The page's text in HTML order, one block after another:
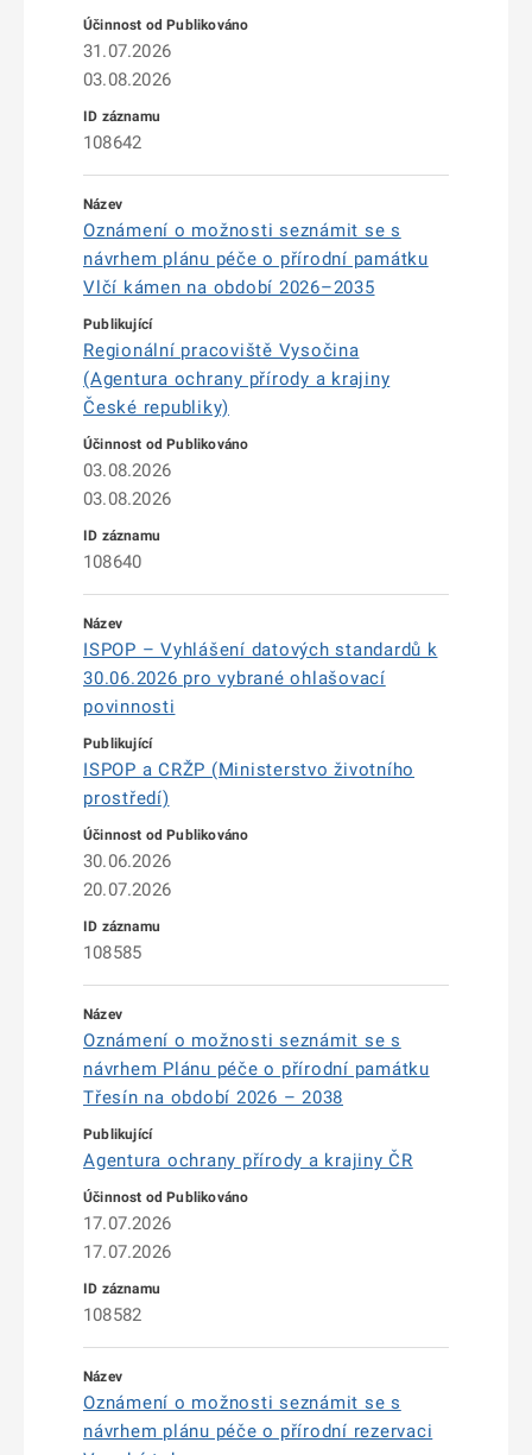
31.07.2026
03.08.2026
108642
Oznámení o možnosti seznámit se s
návrhem plánu péče o přírodní památku
Vlčí kámen na období 2026–2035
Regionální pracoviště Vysočina
(Agentura ochrany přírody a krajiny
České republiky)
03.08.2026
03.08.2026
108640
ISPOP – Vyhlášení datových standardů k
30.06.2026 pro vybrané ohlašovací
povinnosti
ISPOP a CRŽP (Ministerstvo životního
prostředí)
30.06.2026
20.07.2026
108585
Oznámení o možnosti seznámit se s
návrhem Plánu péče o přírodní památku
Třesín na období 2026 – 2038
Agentura ochrany přírody a krajiny ČR
17.07.2026
17.07.2026
108582
Oznámení o možnosti seznámit se s
návrhem plánu péče o přírodní rezervaci